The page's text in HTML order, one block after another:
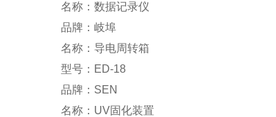
名称：数据记录仪
品牌：岐埠
名称：导电周转箱
型号：ED-18
品牌：SEN
名称：UV固化装置